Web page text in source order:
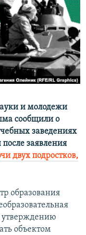
и молодежи
сообщили о
заведениях
после заявления
двух подростков,
образования
утверждению
объектом